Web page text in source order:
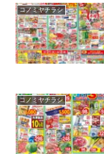
コノミヤチラシ
コノミヤチラシ